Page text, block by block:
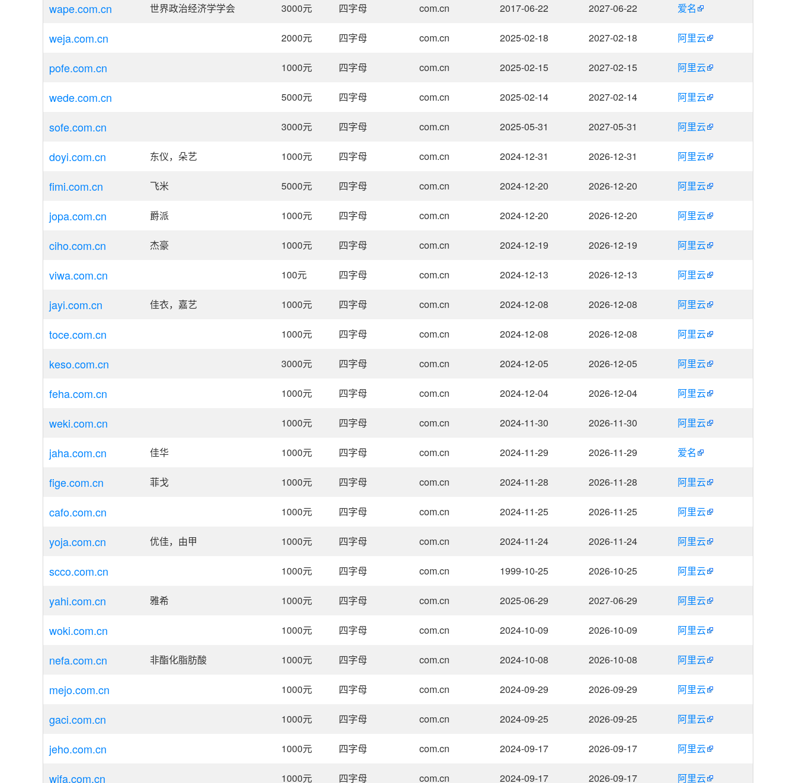
wape.com.cn 世界政治经济学学会 3000元 四字母 com.cn 2017-06-22 2027-06-22 爱名
weja.com.cn 2000元 四字母 com.cn 2025-02-18 2027-02-18 阿里云
pofe.com.cn 1000元 四字母 com.cn 2025-02-15 2027-02-15 阿里云
wede.com.cn 5000元 四字母 com.cn 2025-02-14 2027-02-14 阿里云
sofe.com.cn 3000元 四字母 com.cn 2025-05-31 2027-05-31 阿里云
doyi.com.cn 东仪，朵艺 1000元 四字母 com.cn 2024-12-31 2026-12-31 阿里云
fimi.com.cn 飞米 5000元 四字母 com.cn 2024-12-20 2026-12-20 阿里云
jopa.com.cn 爵派 1000元 四字母 com.cn 2024-12-20 2026-12-20 阿里云
ciho.com.cn 杰豪 1000元 四字母 com.cn 2024-12-19 2026-12-19 阿里云
viwa.com.cn 100元 四字母 com.cn 2024-12-13 2026-12-13 阿里云
jayi.com.cn 佳衣，嘉艺 1000元 四字母 com.cn 2024-12-08 2026-12-08 阿里云
toce.com.cn 1000元 四字母 com.cn 2024-12-08 2026-12-08 阿里云
keso.com.cn 3000元 四字母 com.cn 2024-12-05 2026-12-05 阿里云
feha.com.cn 1000元 四字母 com.cn 2024-12-04 2026-12-04 阿里云
weki.com.cn 1000元 四字母 com.cn 2024-11-30 2026-11-30 阿里云
jaha.com.cn 佳华 1000元 四字母 com.cn 2024-11-29 2026-11-29 爱名
fige.com.cn 菲戈 1000元 四字母 com.cn 2024-11-28 2026-11-28 阿里云
cafo.com.cn 1000元 四字母 com.cn 2024-11-25 2026-11-25 阿里云
yoja.com.cn 优佳，由甲 1000元 四字母 com.cn 2024-11-24 2026-11-24 阿里云
scco.com.cn 1000元 四字母 com.cn 1999-10-25 2026-10-25 阿里云
yahi.com.cn 雅希 1000元 四字母 com.cn 2025-06-29 2027-06-29 阿里云
woki.com.cn 1000元 四字母 com.cn 2024-10-09 2026-10-09 阿里云
nefa.com.cn 非酯化脂肪酸 1000元 四字母 com.cn 2024-10-08 2026-10-08 阿里云
mejo.com.cn 1000元 四字母 com.cn 2024-09-29 2026-09-29 阿里云
gaci.com.cn 1000元 四字母 com.cn 2024-09-25 2026-09-25 阿里云
jeho.com.cn 1000元 四字母 com.cn 2024-09-17 2026-09-17 阿里云
wifa.com.cn 1000元 四字母 com.cn 2024-09-17 2026-09-17 阿里云